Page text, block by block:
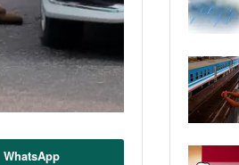
WhatsApp